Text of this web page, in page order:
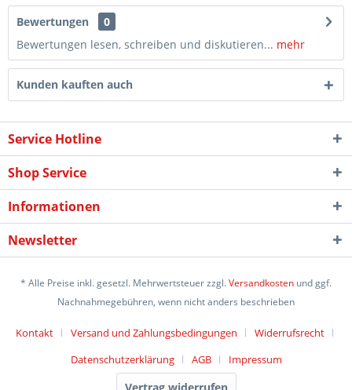
Bewertungen
0
Bewertungen lesen, schreiben und diskutieren... mehr
Kunden kauften auch
Service Hotline
Shop Service
Informationen
Newsletter
* Alle Preise inkl. gesetzl. Mehrwertsteuer zzgl.Versandkosten und ggf.
Nachnahmegebühren, wenn nicht anders beschrieben
Kontakt Versand und Zahlungsbedingungen
Widerrufsrecht
Datenschutzerklärung
AGB Impressum